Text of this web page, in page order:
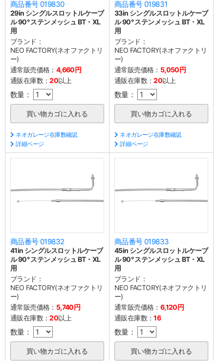
商品番号 019830
29in シングルスロットルケーブ
ル 90° ステンメッシュ BT・XL
用
ブランド：
NEO FACTORY(ネオファクトリ
ー)
通常販売価格： 4,660円
通販在庫数：20以上
数量：
ネオガレージ在庫数確認
詳細ページ
商品番号 019831
33in シングルスロットルケーブ
ル 90° ステンメッシュ BT・XL
用
ブランド：
NEO FACTORY(ネオファクトリ
ー)
通常販売価格： 5,050円
通販在庫数：20以上
数量：
ネオガレージ在庫数確認
詳細ページ
商品番号 019832
41in シングルスロットルケーブ
ル 90° ステンメッシュ BT・XL
用
ブランド：
NEO FACTORY(ネオファクトリ
ー)
通常販売価格： 5,740円
通販在庫数：20以上
数量：
商品番号 019833
45in シングルスロットルケーブ
ル 90° ステンメッシュ BT・XL
用
ブランド：
NEO FACTORY(ネオファクトリ
ー)
通常販売価格： 6,120円
通販在庫数：16
数量：